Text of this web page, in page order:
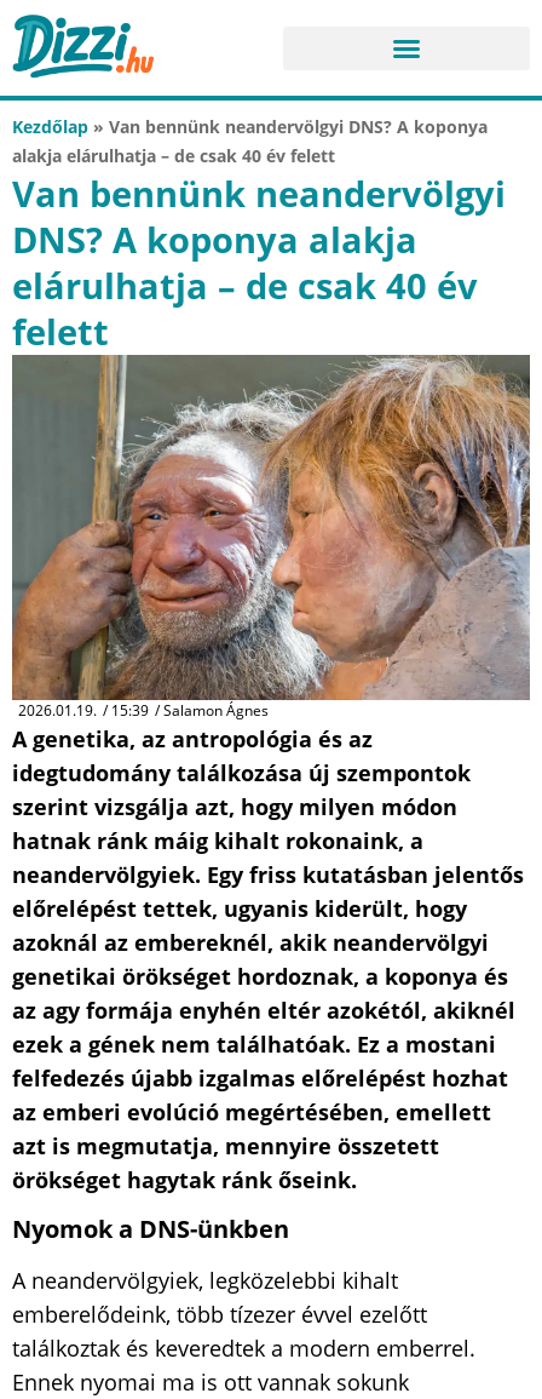
Kezdőlap » Van bennünk neandervölgyi DNS? A koponya
alakja elárulhatja – de csak 40 év felett
Van bennünk neandervölgyi
DNS? A koponya alakja
elárulhatja – de csak 40 év
felett
2026.01.19. / 15:39 /Salamon Ágnes
A genetika, az antropológia és az
idegtudomány találkozása új szempontok
szerint vizsgálja azt, hogy milyen módon
hatnak ránk máig kihalt rokonaink, a
neandervölgyiek. Egy friss kutatásban jelentős
előrelépést tettek, ugyanis kiderült, hogy
azoknál az embereknél, akik neandervölgyi
genetikai örökséget hordoznak, a koponya és
az agy formája enyhén eltér azokétól, akiknél
ezek a gének nem találhatóak. Ez a mostani
felfedezés újabb izgalmas előrelépést hozhat
az emberi evolúció megértésében, emellett
azt is megmutatja, mennyire összetett
örökséget hagytak ránk őseink.
Nyomok a DNS-ünkben
A neandervölgyiek, legközelebbi kihalt
emberelődeink, több tízezer évvel ezelőtt
találkoztak és keveredtek a modern emberrel.
Ennek nyomai ma is ott vannak sokunk